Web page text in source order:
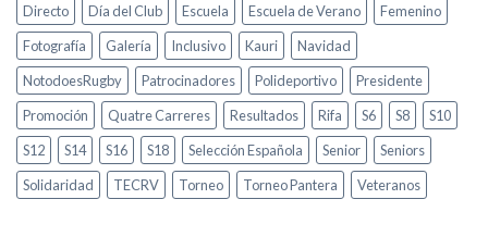
Directo
Día del Club Escuela Escuela de Verano
Femenino
Fotografía
Galería Inclusivo Kauri
Navidad
NotodoesRugby
Patrocinadores Polideportivo
Presidente
Promoción
Quatre Carreres Resultados Rifa S6 S8
S10
S12
S14 S16 S18 Selección Española Senior
Seniors
Solidaridad
TECRV Torneo Torneo Pantera Veteranos